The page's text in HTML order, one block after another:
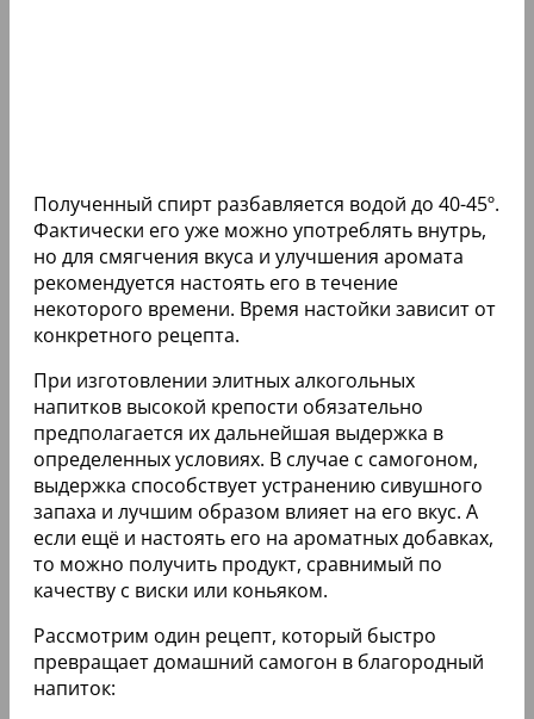
Полученный спирт разбавляется водой до 40-45º.
Фактически его уже можно употреблять внутрь,
но для смягчения вкуса и улучшения аромата
рекомендуется настоять его в течение
некоторого времени. Время настойки зависит от
конкретного рецепта.
При изготовлении элитных алкогольных
напитков высокой крепости обязательно
предполагается их дальнейшая выдержка в
определенных условиях. В случае с самогоном,
выдержка способствует устранению сивушного
запаха и лучшим образом влияет на его вкус. А
если ещё и настоять его на ароматных добавках,
то можно получить продукт, сравнимый по
качеству с виски или коньяком.
Рассмотрим один рецепт, который быстро
превращает домашний самогон в благородный
напиток: